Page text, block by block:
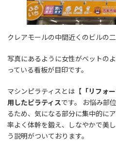
クレアモールの中間近くのビルの
写真にあるように女性がベットの
っている看板が目印です。
マシンピラティスとは【 「リフォ
用したピラティスです。 お悩み部
るため、気になる部分に集中的に
率よく体幹を鍛え、しなやかで美
う説明がついております。